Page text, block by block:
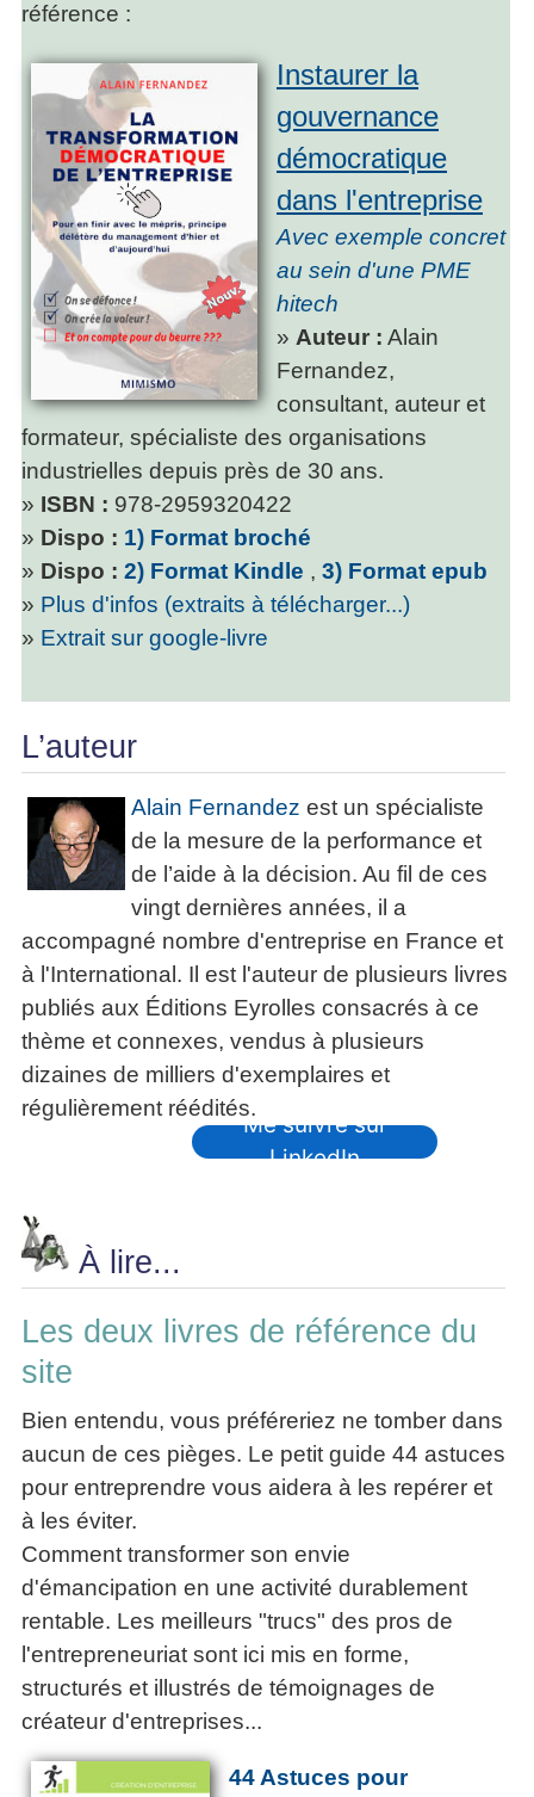
référence :
Instaurer la
gouvernance
démocratique
dans l'entreprise
Avec exemple concret
au sein d'une PME
hitech
» Auteur : Alain
Fernandez,
consultant, auteur et
formateur, spécialiste des organisations
industrielles depuis près de 30 ans.
» ISBN : 978-2959320422
» Dispo : 1) Format broché
» Dispo : 2) Format Kindle , 3) Format epub
» Plus d'infos (extraits à télécharger...)
» Extrait sur google-livre
L’auteur
Alain Fernandez est un spécialiste
de la mesure de la performance et
de l’aide à la décision. Au fil de ces
vingt dernières années, il a
accompagné nombre d'entreprise en France et
à l'International. Il est l'auteur de plusieurs livres
publiés aux Éditions Eyrolles consacrés à ce
thème et connexes, vendus à plusieurs
dizaines de milliers d'exemplaires et
régulièrement réédités.
Me suivre sur
LinkedIn
À lire...
Les deux livres de référence du
site
Bien entendu, vous préféreriez ne tomber dans
aucun de ces pièges. Le petit guide 44 astuces
pour entreprendre vous aidera à les repérer et
à les éviter.
Comment transformer son envie
d'émancipation en une activité durablement
rentable. Les meilleurs "trucs" des pros de
l'entrepreneuriat sont ici mis en forme,
structurés et illustrés de témoignages de
créateur d'entreprises...
44 Astuces pour